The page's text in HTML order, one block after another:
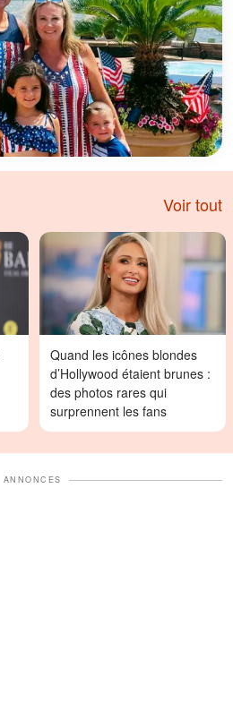
Voir tout
Quand les icônes blondes
d’Hollywood étaient brunes :
des photos rares qui
surprennent les fans
ANNONCES